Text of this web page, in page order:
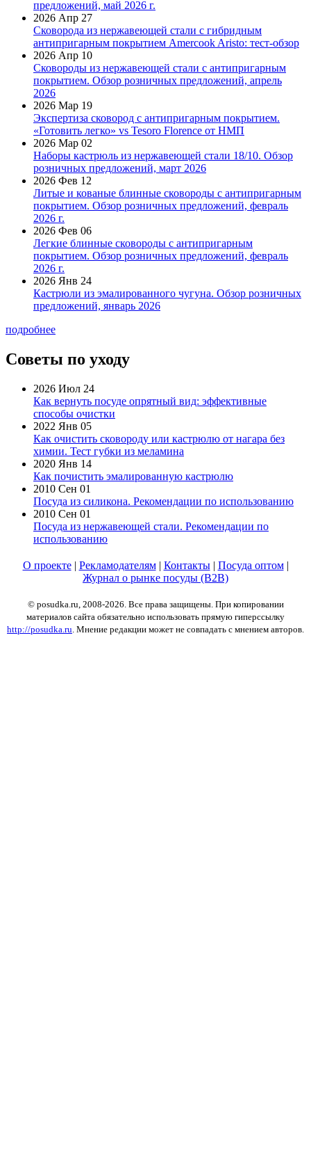
предложений, май 2026 г.
2026 Апр 27
Сковорода из нержавеющей стали с гибридным
антипригарным покрытием Amercook Aristo: тест-обзор
2026 Апр 10
Сковороды из нержавеющей стали с антипригарным
покрытием. Обзор розничных предложений, апрель
2026
2026 Мар 19
Экспертиза сковород с антипригарным покрытием.
«Готовить легко» vs Tesoro Florence от НМП
2026 Мар 02
Наборы кастрюль из нержавеющей стали 18/10. Обзор
розничных предложений, март 2026
2026 Фев 12
Литые и кованые блинные сковороды с антипригарным
покрытием. Обзор розничных предложений, февраль
2026 г.
2026 Фев 06
Легкие блинные сковороды с антипригарным
покрытием. Обзор розничных предложений, февраль
2026 г.
2026 Янв 24
Кастрюли из эмалированного чугуна. Обзор розничных
предложений, январь 2026
подробнее
Советы по уходу
2026 Июл 24
Как вернуть посуде опрятный вид: эффективные
способы очистки
2022 Янв 05
Как очистить сковороду или кастрюлю от нагара без
химии. Тест губки из меламина
2020 Янв 14
Как почистить эмалированную кастрюлю
2010 Сен 01
Посуда из силикона. Рекомендации по использованию
2010 Сен 01
Посуда из нержавеющей стали. Рекомендации по
использованию
О проекте| Рекламодателям| Контакты| Посуда оптом|
Журнал о рынке посуды (B2B)
© posudka.ru, 2008-2026. Все права защищены. При копировании
материалов сайта обязательно использовать прямую гиперссылку
http://posudka.ru. Мнение редакции может не совпадать с мнением авторов.